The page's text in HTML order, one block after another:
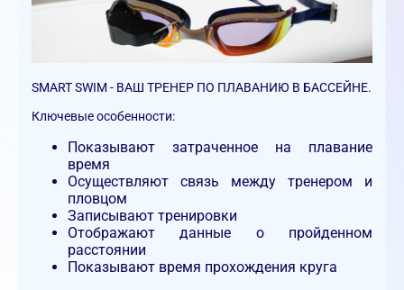
SMART SWIM - ВАШ ТРЕНЕР ПО ПЛАВАНИЮ В БАССЕЙНЕ.
Ключевые особенности:
Показывают затраченное на плавание
время
Осуществляют связь между тренером и
пловцом
Записывают тренировки
Отображают данные о пройденном
расстоянии
Показывают время прохождения круга